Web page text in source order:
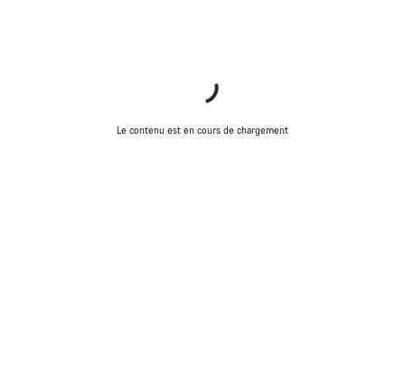
Le contenu est en cours de chargement